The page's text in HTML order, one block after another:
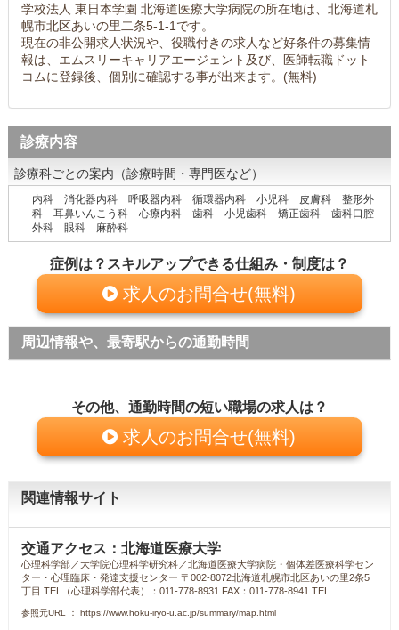
学校法人 東日本学園 北海道医療大学病院の所在地は、北海道札
幌市北区あいの里二条5-1-1です。
現在の非公開求人状況や、役職付きの求人など好条件の募集情
報は、エムスリーキャリアエージェント及び、医師転職ドット
コムに登録後、個別に確認する事が出来ます。(無料)
診療内容
診療科ごとの案内（診療時間・専門医など）
内科 消化器内科 呼吸器内科 循環器内科 小児科 皮膚科 整形外
科 耳鼻いんこう科 心療内科 歯科 小児歯科 矯正歯科 歯科口腔
外科 眼科 麻酔科
症例は？スキルアップできる仕組み・制度は？
求人のお問合せ(無料)
周辺情報や、最寄駅からの通勤時間
その他、通勤時間の短い職場の求人は？
求人のお問合せ(無料)
関連情報サイト
交通アクセス：北海道医療大学
心理科学部／大学院心理科学研究科／北海道医療大学病院・個体差医療科学セン
ター・心理臨床・発達支援センター 〒002-8072北海道札幌市北区あいの里2条5
丁目 TEL（心理科学部代表）：011-778-8931 FAX：011-778-8941 TEL ...
参照元URL ： https://www.hoku-iryo-u.ac.jp/summary/map.html